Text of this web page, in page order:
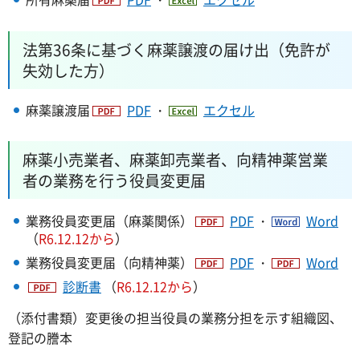
法第36条に基づく麻薬譲渡の届け出（免許が
失効した方）
麻薬譲渡届 PDF ・ エクセル
麻薬小売業者、麻薬卸売業者、向精神薬営業
者の業務を行う役員変更届
業務役員変更届（麻薬関係） PDF ・
Word
（R6.12.12から）
業務役員変更届（向精神薬）
PDF ・
Word
診断書
（R6.12.12から）
（添付書類）変更後の担当役員の業務分担を示す組織図、
登記の謄本